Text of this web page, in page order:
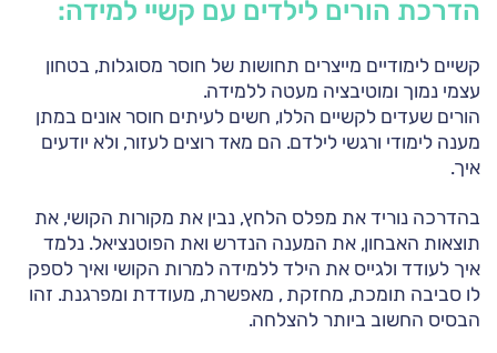
הדרכת הורים לילדים עם קשיי למידה:
קשיים לימודיים מייצרים תחושות של חוסר מסוגלות, בטחון
עצמי נמוך ומוטיבציה מעטה ללמידה.
הורים שעדים לקשיים הללו, חשים לעיתים חוסר אונים במתן
מענה לימודי ורגשי לילדם. הם מאד רוצים לעזור, ולא יודעים
איך.
בהדרכה נוריד את מפלס הלחץ, נבין את מקורות הקושי, את
תוצאות האבחון, את המענה הנדרש ואת הפוטנציאל. נלמד
איך לעודד ולגייס את הילד ללמידה למרות הקושי ואיך לספק
לו סביבה תומכת, מחזקת , מאפשרת, מעודדת ומפרגנת. זהו
הבסיס החשוב ביותר להצלחה.